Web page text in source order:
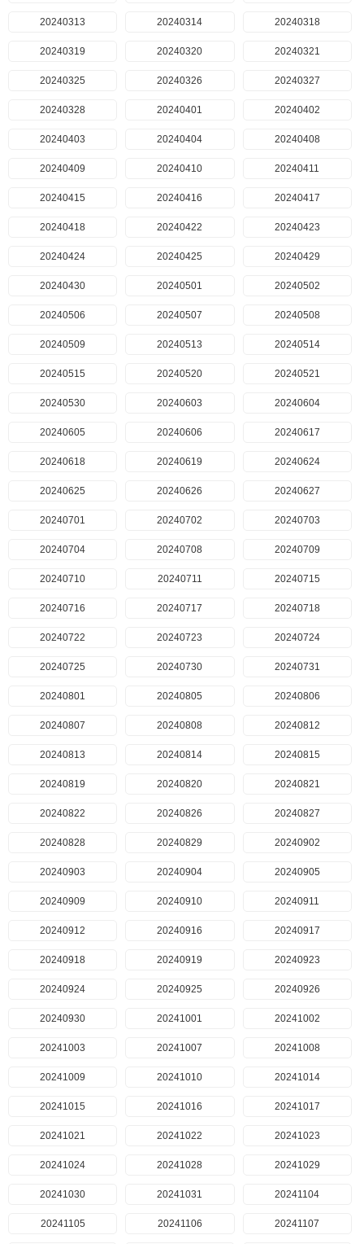
20240313 20240314 20240318
20240319 20240320 20240321
20240325 20240326 20240327
20240328 20240401 20240402
20240403 20240404 20240408
20240409 20240410 20240411
20240415 20240416 20240417
20240418 20240422 20240423
20240424 20240425 20240429
20240430 20240501 20240502
20240506 20240507 20240508
20240509 20240513 20240514
20240515 20240520 20240521
20240530 20240603 20240604
20240605 20240606 20240617
20240618 20240619 20240624
20240625 20240626 20240627
20240701 20240702 20240703
20240704 20240708 20240709
20240710 20240711 20240715
20240716 20240717 20240718
20240722 20240723 20240724
20240725 20240730 20240731
20240801 20240805 20240806
20240807 20240808 20240812
20240813 20240814 20240815
20240819 20240820 20240821
20240822 20240826 20240827
20240828 20240829 20240902
20240903 20240904 20240905
20240909 20240910 20240911
20240912 20240916 20240917
20240918 20240919 20240923
20240924 20240925 20240926
20240930 20241001 20241002
20241003 20241007 20241008
20241009 20241010 20241014
20241015 20241016 20241017
20241021 20241022 20241023
20241024 20241028 20241029
20241030 20241031 20241104
20241105 20241106 20241107